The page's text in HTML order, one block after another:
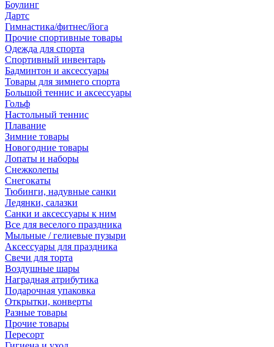
Боулинг
Дартс
Гимнастика/фитнес/йога
Прочие спортивные товары
Одежда для спорта
Спортивный инвентарь
Бадминтон и аксессуары
Товары для зимнего спорта
Большой теннис и аксессуары
Гольф
Настольный теннис
Плавание
Зимние товары
Новогодние товары
Лопаты и наборы
Снежколепы
Снегокаты
Тюбинги, надувные санки
Ледянки, салазки
Санки и аксессуары к ним
Все для веселого праздника
Мыльные / гелиевые пузыри
Аксессуары для праздника
Свечи для торта
Воздушные шары
Наградная атрибутика
Подарочная упаковка
Открытки, конверты
Разные товары
Прочие товары
Пересорт